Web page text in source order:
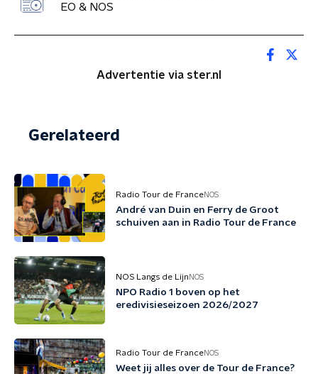
EO & NOS
Advertentie via ster.nl
Gerelateerd
Radio Tour de FranceNOS
André van Duin en Ferry de Groot
schuiven aan in Radio Tour de France
NOS Langs de Lijn NOS
NPO Radio 1 boven op het
eredivisieseizoen 2026/2027
Radio Tour de FranceNOS
Weet jij alles over de Tour de France?